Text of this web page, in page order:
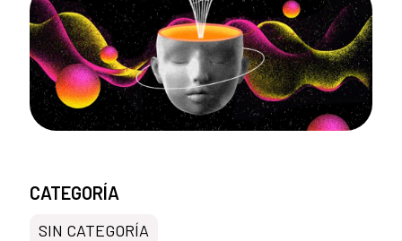
CATEGORÍA
SIN CATEGORÍA